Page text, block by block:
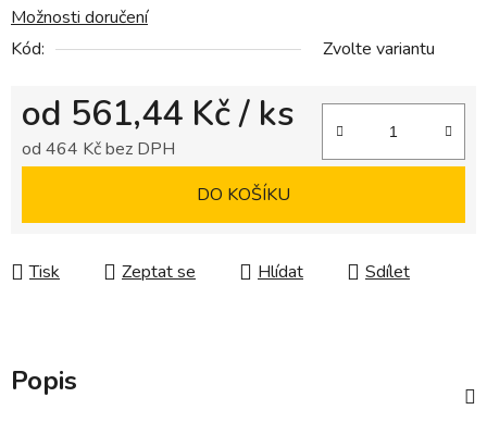
Možnosti doručení
Kód:
Zvolte variantu
od 561,44 Kč/ ks
od 464 Kčbez DPH
DO KOŠÍKU
Tisk Zeptat se Hlídat Sdílet
Popis